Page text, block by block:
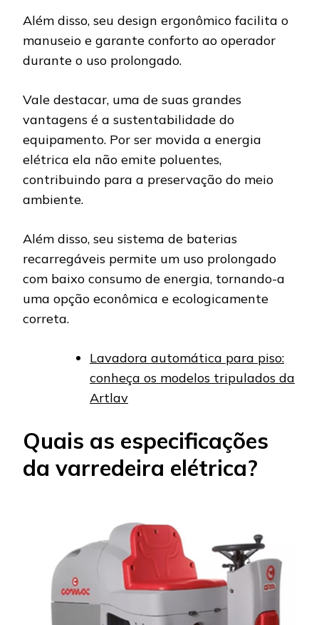
Além disso, seu design ergonômico facilita o
manuseio e garante conforto ao operador
durante o uso prolongado.
Vale destacar, uma de suas grandes
vantagens é a sustentabilidade do
equipamento. Por ser movida a energia
elétrica ela não emite poluentes,
contribuindo para a preservação do meio
ambiente.
Além disso, seu sistema de baterias
recarregáveis permite um uso prolongado
com baixo consumo de energia, tornando-a
uma opção econômica e ecologicamente
correta.
Lavadora automática para piso:
conheça os modelos tripulados da
Artlav
Quais as especificações
da varredeira elétrica?